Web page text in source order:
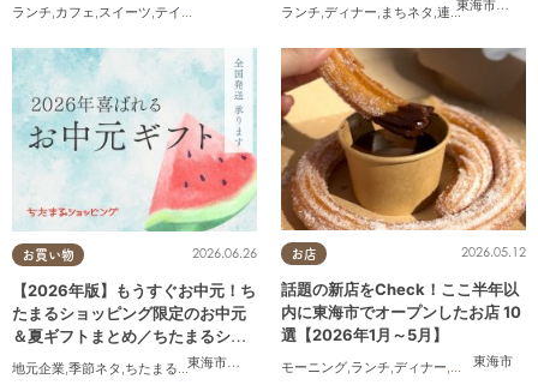
ランチ,カフェ,スイーツ,テイクアウト 東海市
,大府
ランチ ディナー まちネタ 連載 ,コスパ抜群
お買い物
東海市大府市 知多市,東浦町, 阿久比町 ,半田市 常滑市,武豊
2026.06.26
【2026年版】もうすぐお中元！ち
たまるショッピング限定のお中元
＆夏ギフトまとめ／ちたまるショ
ッピング
地元企業,季節ネタ ,ちたまるショッピング 家族,おうち時間
お店
東海市
2026.05.12
話題の新店をCheck！ここ半年以
内に東海市でオープンしたお店 10
選【2026年1月～5月】
モーニング,ランチ,ディナー,パン,カフェ